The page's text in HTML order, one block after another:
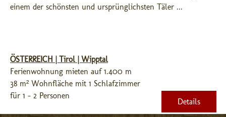
einem der schönsten und ursprünglichsten Täler ...
ÖSTERREICH | Tirol | Wipptal
Ferienwohnung mieten auf 1.400 m
38 m² Wohnfläche mit 1 Schlafzimmer
für 1 - 2 Personen
Details